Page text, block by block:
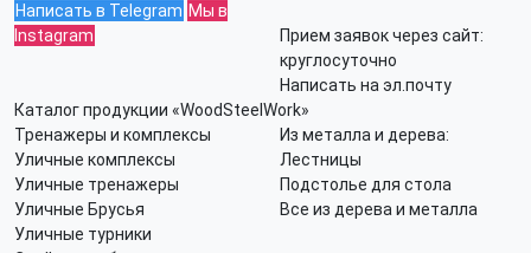
Написать в Telegram Мы в
Instagram
Прием заявок через сайт:
круглосуточно
Написать на эл.почту
Каталог продукции «WoodSteelWork»
Тренажеры и комплексы
Уличные комплексы
Уличные тренажеры
Уличные Брусья
Уличные турники
Из металла и дерева:
Лестницы
Подстолье для стола
Все из дерева и металла